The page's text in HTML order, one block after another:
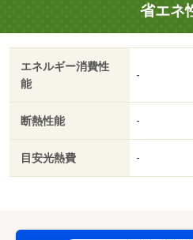
用可／ＩＴ重説 対応物件／初
良好／ファミリーマート岡山辰
０８ｍ／セブンイレブン今７丁
７ｍ／セブンイレブン問屋町店
／ファミリーマート今７丁目店
ｍ／岡山市立西小学校（小学校
省エネ
エネルギー消費性
能
-
断熱性能 -
目安光熱費 -